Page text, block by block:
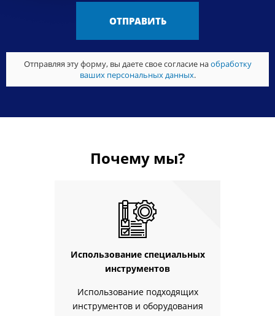
ОТПРАВИТЬ
Отправляя эту форму, вы даете свое согласие наобработку
ваших персональных данных.
Почему мы?
Использование специальных
инструментов
Использование подходящих
инструментов и оборудования